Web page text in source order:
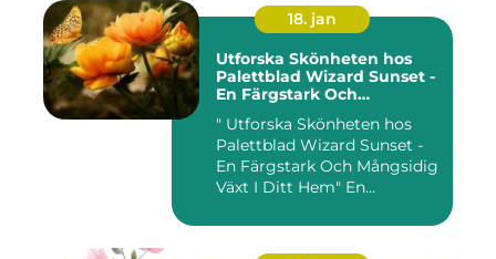
18. jan
Utforska Skönheten hos
Palettblad Wizard Sunset -
En Färgstark Och
" Utforska Skönheten hos
Palettblad Wizard Sunset -
En Färgstark Och Mångsidig
Växt I Ditt Hem" En...